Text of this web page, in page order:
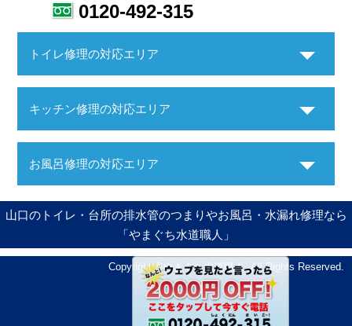
0120-492-315
トイレ修理の対応エリア
キッチン修理の対応エリア
お風呂修理の対応エリア
山口のトイレ・台所の排水管のつまりやお風呂・水漏れ修理なら
「やまぐち水道職人」
Copyright ©やまぐち水道職人. All Rights Reserved.